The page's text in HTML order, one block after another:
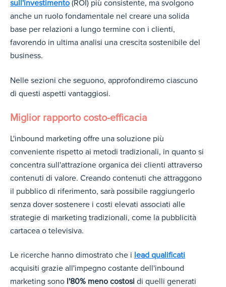
sull'investimento (ROI) più consistente, ma svolgono
anche un ruolo fondamentale nel creare una solida
base per relazioni a lungo termine con i clienti,
favorendo in ultima analisi una crescita sostenibile del
business.
Nelle sezioni che seguono, approfondiremo ciascuno
di questi aspetti vantaggiosi.
Miglior rapporto costo-efficacia
L'inbound marketing offre una soluzione più
conveniente rispetto ai metodi tradizionali, in quanto si
concentra sull'attrazione organica dei clienti attraverso
contenuti di valore. Creando contenuti che attraggono
il pubblico di riferimento, sarà possibile raggiungerlo
senza dover sostenere i costi elevati associati alle
strategie di marketing tradizionali, come la pubblicità
cartacea o televisiva.
Le ricerche hanno dimostrato che i lead qualificati
acquisiti grazie all'impegno costante dell'inbound
marketing sono l'80% meno costosi di quelli generati